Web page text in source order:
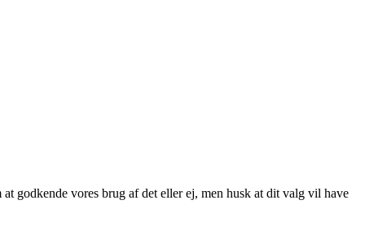
godkende vores brug af det eller ej, men husk at dit valg vil have